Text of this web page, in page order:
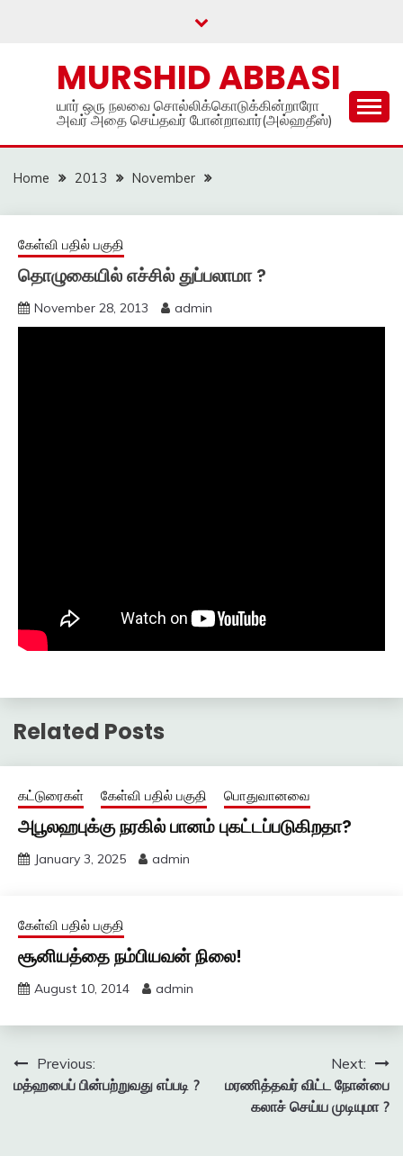
MURSHID ABBASI
யார் ஒரு நலவை சொல்லிக்கொடுக்கின்றாரோ
அவர் அதை செய்தவர் போன்றாவார்(அல்ஹதீஸ்)
Home 2013 November
கேள்வி பதில் பகுதி
தொழுகையில் எச்சில் துப்பலாமா ?
November 28, 2013 admin
Related Posts
கட்டுரைகள் கேள்வி பதில் பகுதி பொதுவானவை
அபூலஹபுக்கு நரகில் பானம் புகட்டப்படுகிறதா?
January 3, 2025 admin
கேள்வி பதில் பகுதி
சூனியத்தை நம்பியவன் நிலை!
August 10, 2014 admin
Post
navigation
Previous:
மத்ஹபைப் பின்பற்றுவது எப்படி ?
Next:
மரணித்தவர் விட்ட நோன்பை
கலாச் செய்ய முடியுமா ?